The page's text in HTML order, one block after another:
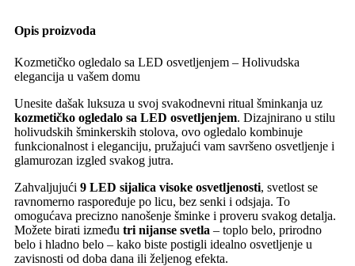
Opis proizvoda
Kozmetičko ogledalo sa LED osvetljenjem – Holivudska
elegancija u vašem domu
Unesite dašak luksuza u svoj svakodnevni ritual šminkanja uz
kozmetičko ogledalo sa LED osvetljenjem. Dizajnirano u stilu
holivudskih šminkerskih stolova, ovo ogledalo kombinuje
funkcionalnost i eleganciju, pružajući vam savršeno osvetljenje i
glamurozan izgled svakog jutra.
Zahvaljujući 9 LED sijalica visoke osvetljenosti, svetlost se
ravnomerno raspoređuje po licu, bez senki i odsjaja. To
omogućava precizno nanošenje šminke i proveru svakog detalja.
Možete birati između tri nijanse svetla – toplo belo, prirodno
belo i hladno belo – kako biste postigli idealno osvetljenje u
zavisnosti od doba dana ili željenog efekta.